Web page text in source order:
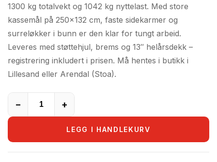
1300 kg totalvekt og 1042 kg nyttelast. Med store
kassemål på 250×132 cm, faste sidekarmer og
surreløkker i bunn er den klar for tungt arbeid.
Leveres med støttehjul, brems og 13″ helårsdekk –
registrering inkludert i prisen. Må hentes i butikk i
Lillesand eller Arendal (Stoa).
− +
LEGG I HANDLEKURV